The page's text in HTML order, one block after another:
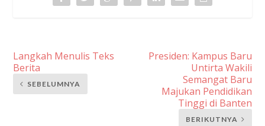
Langkah Menulis Teks
Berita
SEBELUMNYA
Presiden: Kampus Baru
Untirta Wakili
Semangat Baru
Majukan Pendidikan
Tinggi di Banten
BERIKUTNYA